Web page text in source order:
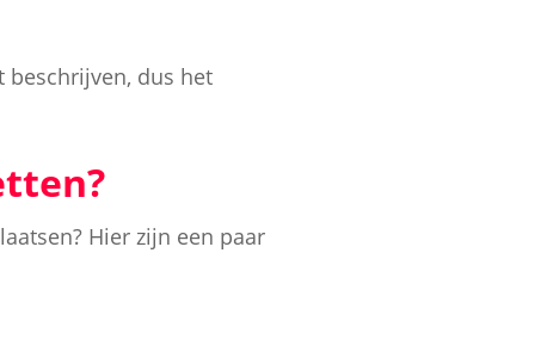
beschrijven, dus het
Hier zijn een paar